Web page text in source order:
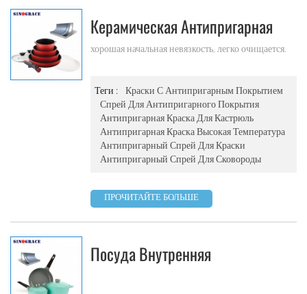
Керамическая Антипригарная
Краска На Водной Основе Для
хорошая начальная невязкость, легко очищается.
Теги :
Краски С Антипригарным Покрытием
Спрей Для Антипригарного Покрытия
Антипригарная Краска Для Кастрюль
Антипригарная Краска Высокая Температура
Антипригарный Спрей Для Краски
Антипригарный Спрей Для Сковороды
ПРОЧИТАЙТЕ БОЛЬШЕ
Посуда Внутренняя